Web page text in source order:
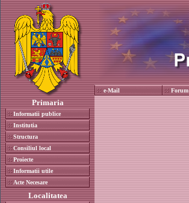
e-Mail Forum
Primaria
Informatii publice
Institutia
Structura
Consiliul local
Proiecte
Informatii utile
Acte Necesare
Localitatea